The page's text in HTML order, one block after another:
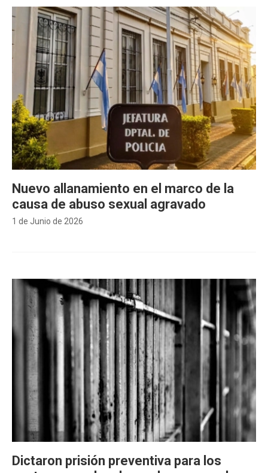
1 de Junio de 2026
Nuevo allanamiento en el marco de la
causa de abuso sexual agravado
Dictaron prisión preventiva para los